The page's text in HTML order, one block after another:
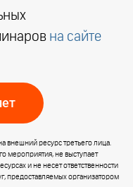
на сайте
внешний ресурс третьего лица.
мероприятия, не выступает
и не несет ответственности
предоставляемых организатором